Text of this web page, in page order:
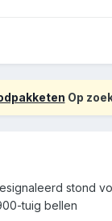
Op
stond
tuig bellen